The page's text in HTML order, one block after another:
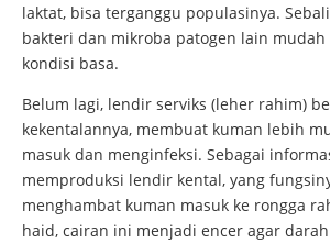
laktat, bisa terganggu populasinya.
bakteri dan mikroba patogen lain
kondisi basa.
Belum lagi, lendir serviks (leher rahim)
kekentalannya, membuat kuman lebih
masuk dan menginfeksi. Sebagai
memproduksi lendir kental, yang
menghambat kuman masuk ke rongga
haid, cairan ini menjadi encer agar